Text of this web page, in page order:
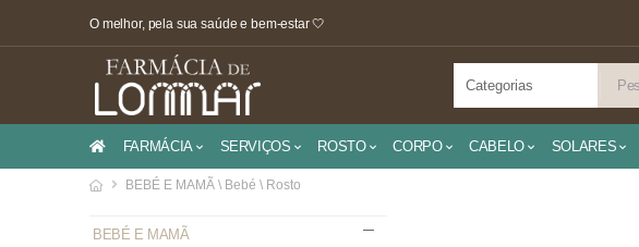
O melhor, pela sua saúde e bem-estar 🤍
FARMÁCIA SERVIÇOS ROSTO CORPO CABELO SOLARES
BEBÉ E MAMÃ \ Bebé \ Rosto
BEBÉ E MAMÃ